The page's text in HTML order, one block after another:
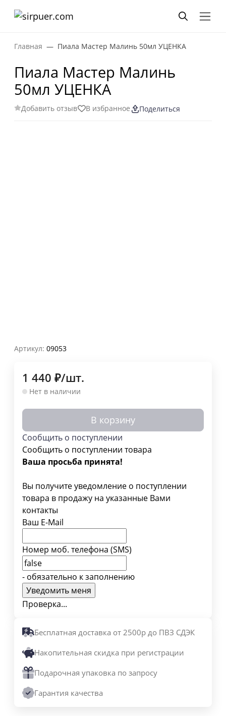
Главная Пиала Мастер Малинь 50мл УЦЕНКА
Пиала Мастер Малинь
50мл УЦЕНКА
Добавить отзыв В избранное Поделиться
Артикул: 09053
1 440 ₽/шт.
Нет в наличии
В корзину
Сообщить о поступлении
Сообщить о поступлении товара
Ваша просьба принята!
Вы получите уведомление о поступлении
товара в продажу на указанные Вами
контакты
Ваш E-Mail
Номер моб. телефона (SMS)
- обязательно к заполнению
Проверка...
Бесплатная доставка от 2500р до ПВЗ СДЭК
Накопительная скидка при регистрации
Подарочная упаковка по запросу
Гарантия качества